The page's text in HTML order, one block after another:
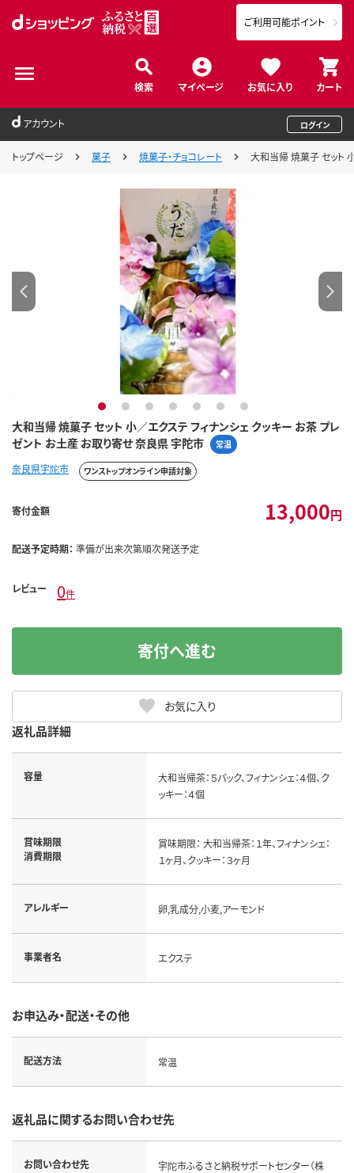
検索 マイページ お気に入り カート
ご利用可能ポイント
アカウント ログイン
トップページ 菓子 焼菓子・チョコレート 大和当帰 焼菓子 セット
大和当帰 焼菓子 セット 小／エクステ フィナンシェ クッキー お茶 プレ
ゼント お土産 お取り寄せ 奈良県 宇陀市
常温
1 2 3 4 5 6 7
奈良県宇陀市 ワンストップオンライン申請対象
寄付金額 13,000円
配送予定時期： 準備が出来次第順次発送予定
レビュー 0件
お気に入り
寄付へ進む
返礼品詳細
容量
大和当帰茶：５パック、フィナンシェ：４個、ク
ッキー：４個
賞味期限
消費期限
賞味期限： 大和当帰茶：１年、フィナンシェ：
１ヶ月、クッキー：３ヶ月
アレルギー 卵,乳成分,小麦,アーモンド
事業者名 エクステ
お申込み・配送・その他
配送方法 常温
返礼品に関するお問い合わせ先
お問い合わせ先
宇陀市ふるさと納税サポートセンター（株